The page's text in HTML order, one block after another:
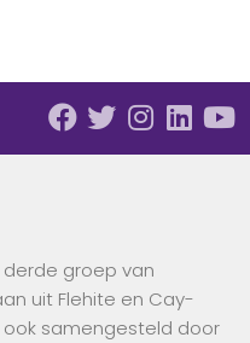
groep van
uit Flehite en Cay-
samengesteld door